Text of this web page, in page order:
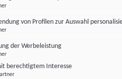
von Profilen zur Auswahl
der Werbeleistung
berechtigtem Interesse